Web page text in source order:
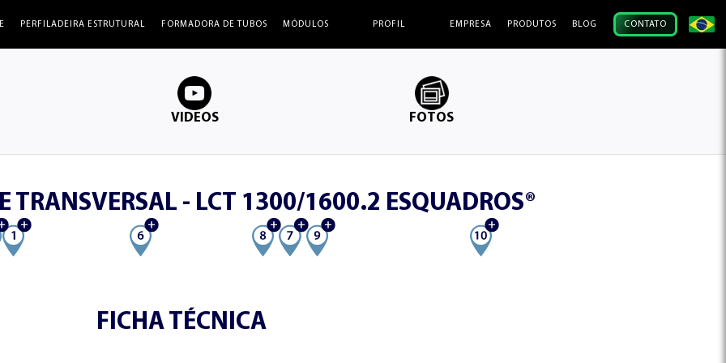
PERFILADEIRA ESTRUTURAL FORMADORA DE TUBOS MÓDULOS PROFIL EMPRESA PRODUTOS BLOG CONTATO
MM ATÉ 2,65 MM DE ESPESSURA
VIDEOS FOTOS
TRANSVERSAL - LCT 1300/1600.2 ESQUADROS®
FICHA TÉCNICA